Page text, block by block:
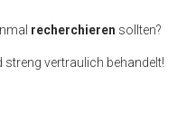
recherchieren sollten?
streng vertraulich behandelt!